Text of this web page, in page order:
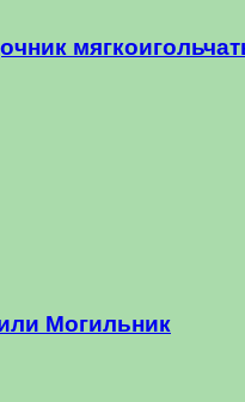
Могильник